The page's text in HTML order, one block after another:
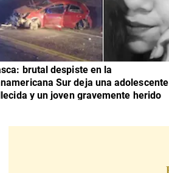
brutal despiste en la
Sur deja una adolescente
y un joven gravemente herido